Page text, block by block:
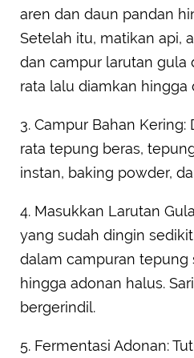
aren dan daun pandan
Setelah itu, matikan api,
dan campur larutan gula
rata lalu diamkan hingga
3. Campur Bahan
rata tepung beras,
instan, baking powder,
4. Masukkan Larutan
yang sudah dingin
dalam campuran tepung
hingga adonan halus.
bergerindil.
5. Fermentasi Adonan: